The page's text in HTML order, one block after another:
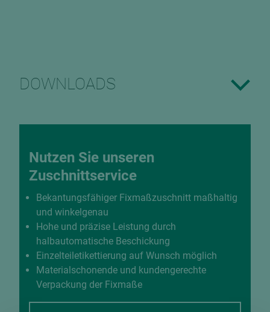
DOWNLOADS
Nutzen Sie unseren
Zuschnittservice
Bekantungsfähiger Fixmaßzuschnitt maßhaltig
und winkelgenau
Hohe und präzise Leistung durch
halbautomatische Beschickung
Einzelteiletikettierung auf Wunsch möglich
Materialschonende und kundengerechte
Verpackung der Fixmaße